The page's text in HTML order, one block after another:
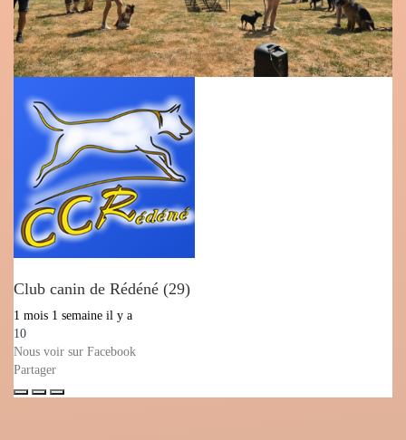
Club canin de Rédéné (29)
1 mois 1 semaine il y a
10
Nous voir sur Facebook
Partager